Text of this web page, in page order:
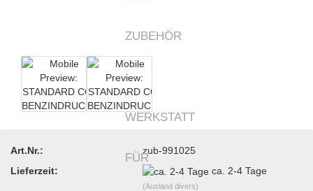
Art.Nr.:
zub-991025
Lieferzeit:
ca. 2-4 Tage
(Ausland divers)